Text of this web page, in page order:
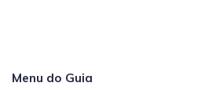
Menu do Guia